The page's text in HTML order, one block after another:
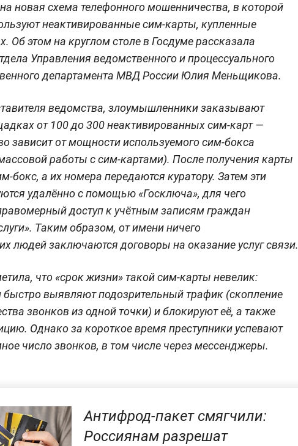
новая схема телефонного мошенничества, в которой
неактивированные сим-карты, купленные
Об этом на круглом столе в Госдуме рассказала
Управления ведомственного и процессуального
департамента МВД России Юлия Меньщикова.
ведомства, злоумышленники заказывают
от 100 до 300 неактивированных сим-карт —
зависит от мощности используемого сим-бокса
работы с сим-картами). После получения карты
бокс, а их номера передаются куратору. Затем эти
удалённо с помощью «Госключа», для чего
доступ к учётным записям граждан
Таким образом, от имени ничего
людей заключаются договоры на оказание услуг связи.
что «срок жизни» такой сим-карты невелик:
быстро выявляют подозрительный трафик (скопление
звонков из одной точки) и блокируют её, а также
Однако за короткое время преступники успевают
число звонков, в том числе через мессенджеры.
Антифрод-пакет смягчили:
Россиянам разрешат